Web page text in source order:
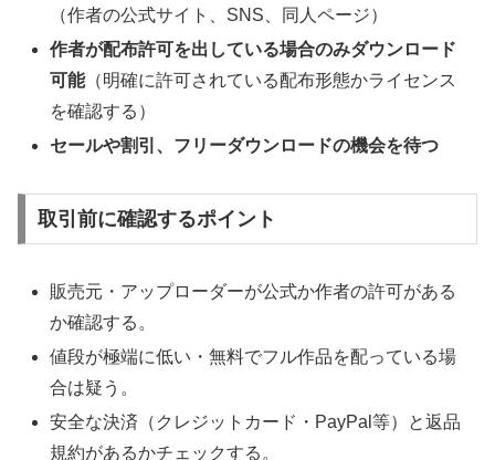
（作者の公式サイト、SNS、同人ページ）
作者が配布許可を出している場合のみダウンロード
可能（明確に許可されている配布形態かライセンス
を確認する）
セールや割引、フリーダウンロードの機会を待つ
取引前に確認するポイント
販売元・アップローダーが公式か作者の許可がある
か確認する。
値段が極端に低い・無料でフル作品を配っている場
合は疑う。
安全な決済（クレジットカード・PayPal等）と返品
規約があるかチェックする。